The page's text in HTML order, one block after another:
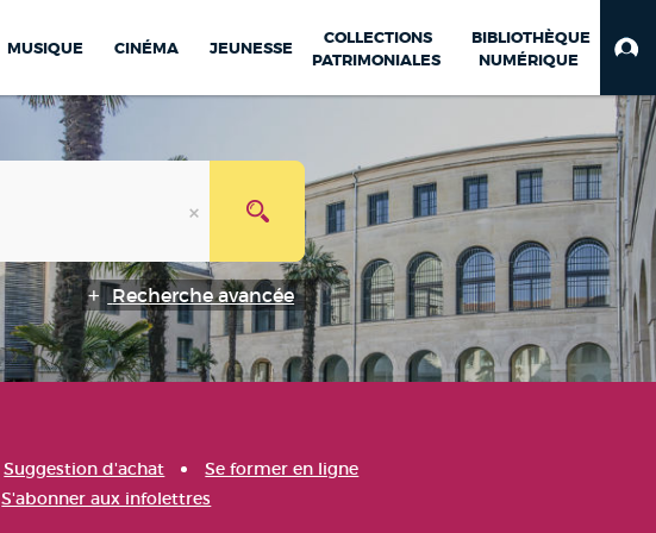
MUSIQUE CINÉMA JEUNESSE
COLLECTIONS
PATRIMONIALES
BIBLIOTHÈQUE
NUMÉRIQUE
Recherche avancée
Suggestion d'achat
Se former en ligne
S'abonner aux infolettres